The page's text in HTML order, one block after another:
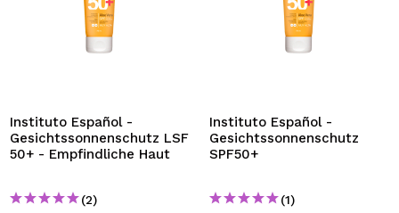
Instituto Español -
Gesichtssonnenschutz LSF
50+ - Empfindliche Haut
(2)
Instituto Español -
Gesichtssonnenschutz
SPF50+
(1)